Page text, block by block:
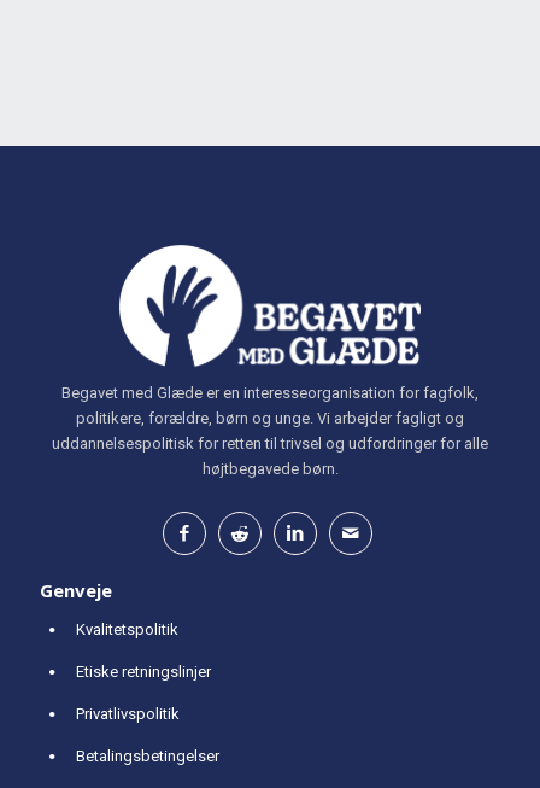
Begavet med Glæde er en interesseorganisation for fagfolk,
politikere, forældre, børn og unge. Vi arbejder fagligt og
uddannelsespolitisk for retten til trivsel og udfordringer for alle
højtbegavede børn.
Genveje
Kvalitetspolitik
Etiske retningslinjer
Privatlivspolitik
Betalingsbetingelser